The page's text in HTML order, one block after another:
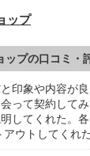
ップ
ップの口コミ・
印象や内容が
って契約して
してくれた。
ウトしてくれ